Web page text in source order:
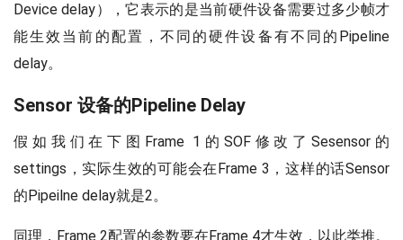
Device delay），它表示的是当前硬件设备需要过多少帧才
能生效当前的配置，不同的硬件设备有不同的Pipeline
delay。
Sensor 设备的Pipeline Delay
假如我们在下图Frame 1的SOF修改了Sesensor的
settings，实际生效的可能会在Frame 3，这样的话Sensor
的Pipeilne delay就是2。
同理，Frame 2配置的参数要在Frame 4才生效，以此类推。